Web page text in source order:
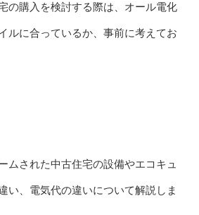
の購入を検討する際は、オール電化
ルに合っているか、事前に考えてお
ムされた中古住宅の設備やエコキュ
い、電気代の違いについて解説しま